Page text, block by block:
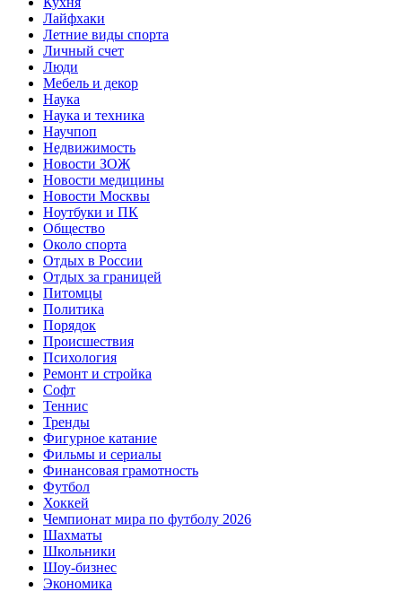
Лайфхаки
Летние виды спорта
Личный счет
Люди
Мебель и декор
Наука
Наука и техника
Научпоп
Недвижимость
Новости ЗОЖ
Новости медицины
Новости Москвы
Ноутбуки и ПК
Общество
Около спорта
Отдых в России
Отдых за границей
Питомцы
Политика
Порядок
Происшествия
Психология
Ремонт и стройка
Софт
Теннис
Тренды
Фигурное катание
Фильмы и сериалы
Финансовая грамотность
Футбол
Хоккей
Чемпионат мира по футболу 2026
Шахматы
Школьники
Шоу-бизнес
Экономика